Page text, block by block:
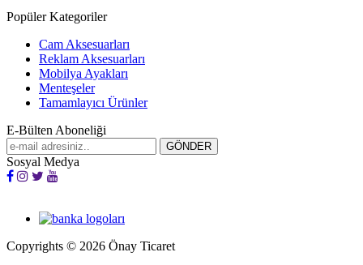
Popüler Kategoriler
Cam Aksesuarları
Reklam Aksesuarları
Mobilya Ayakları
Menteşeler
Tamamlayıcı Ürünler
E-Bülten Aboneliği
Sosyal Medya
Copyrights © 2026 Önay Ticaret